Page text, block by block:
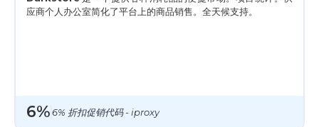
应商个人办公室简化了平台上的商品销售。全天候支持。
6%6% 折扣促销代码 - iproxy